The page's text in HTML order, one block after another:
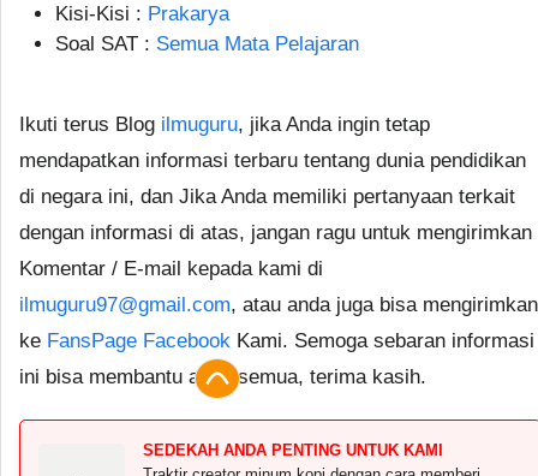
Kisi-Kisi : Prakarya
Soal SAT : Semua Mata Pelajaran
Ikuti terus Blog ilmuguru, jika Anda ingin tetap
mendapatkan informasi terbaru tentang dunia pendidikan
di negara ini, dan Jika Anda memiliki pertanyaan terkait
dengan informasi di atas, jangan ragu untuk mengirimkan
Komentar / E-mail kepada kami di
ilmuguru97@gmail.com, atau anda juga bisa mengirimkan
ke FansPage Facebook Kami. Semoga sebaran informasi
ini bisa membantu anda semua, terima kasih.
SEDEKAH ANDA PENTING UNTUK KAMI